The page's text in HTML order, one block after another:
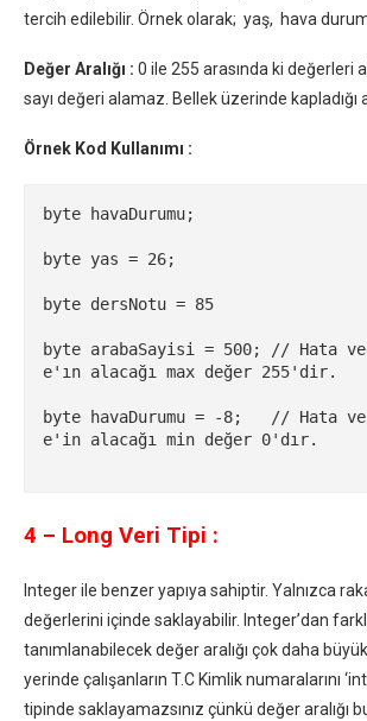
tercih edilebilir. Örnek olarak; yaş, hava
Değer Aralığı : 0 ile 255 arasında ki değerleri
sayı değeri alamaz. Bellek üzerinde kapladığı
Örnek Kod Kullanımı :
byte havaDurumu;
byte yas = 26;
byte dersNotu = 85
byte arabaSayisi = 500; // Hata
e'ın alacağı max değer 255'dir.
byte havaDurumu = -8;   // Hata
e'in alacağı min değer 0'dır.
4 – Long Veri Tipi :
Integer ile benzer yapıya sahiptir. Yalnızca
değerlerini içinde saklayabilir. Integer’dan
tanımlanabilecek değer aralığı çok daha
yerinde çalışanların T.C Kimlik numaralarını
tipinde saklayamazsınız çünkü değer aralığı